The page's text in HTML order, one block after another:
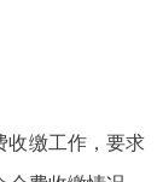
收缴工作，要求